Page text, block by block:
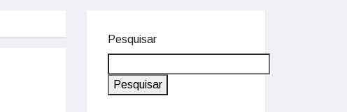
Pesquisar
Pesquisar